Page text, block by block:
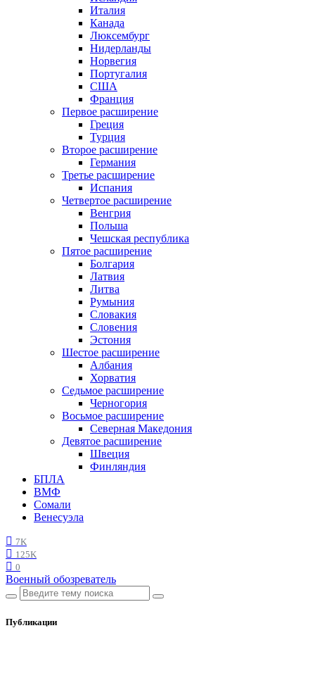
Италия
Канада
Люксембург
Нидерланды
Норвегия
Португалия
США
Франция
Первое расширение
Греция
Турция
Второе расширение
Германия
Третье расширение
Испания
Четвертое расширение
Венгрия
Польша
Чешская республика
Пятое расширение
Болгария
Латвия
Литва
Румыния
Словакия
Словения
Эстония
Шестое расширение
Албания
Хорватия
Седьмое расширение
Черногория
Восьмое расширение
Северная Македония
Девятое расширение
Швеция
Финляндия
БПЛА
ВМФ
Сомали
Венесуэла
7K
125K
0
Военный обозреватель
Публикации